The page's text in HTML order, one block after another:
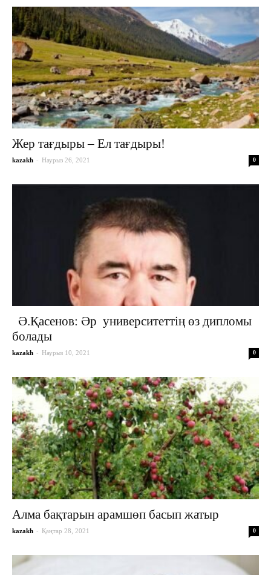
Жер тағдыры – Ел тағдыры!
kazakh - Наурыз 26, 2021 0
Ә.Қасенов: Әр университеттің өз дипломы
болады
kazakh - Наурыз 10, 2021 0
Алма бақтарын арамшөп басып жатыр
kazakh - Қаңтар 28, 2021 0